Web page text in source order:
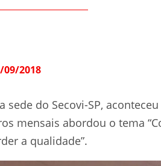
09/2018
sede do Secovi-SP,
mensais abordou o tema
a qualidade”.